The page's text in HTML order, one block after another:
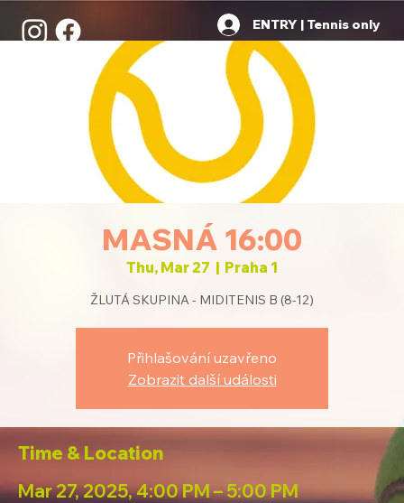
ENTRY | Tennis only
MASNÁ 16:00
Thu, Mar 27
  |
Praha 1
ŽLUTÁ SKUPINA - MIDITENIS B (8-12)
Přihlašování uzavřeno
Zobrazit další události
Time & Location
Mar 27, 2025, 4:00 PM – 5:00 PM